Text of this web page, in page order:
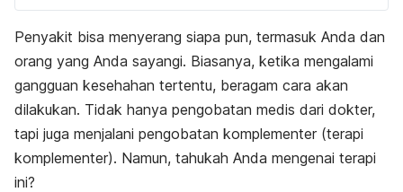
Penyakit bisa menyerang siapa pun, termasuk Anda dan
orang yang Anda sayangi. Biasanya, ketika mengalami
gangguan kesehahan tertentu, beragam cara akan
dilakukan. Tidak hanya pengobatan medis dari dokter,
tapi juga menjalani pengobatan komplementer (terapi
komplementer). Namun, tahukah Anda mengenai terapi
ini?